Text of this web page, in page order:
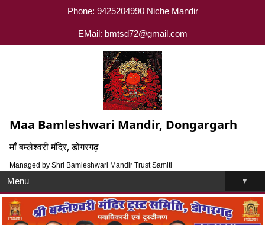
Phone: 9425204990 Niche Mandir
EMail: bmtsd72@gmail.com
Maa Bamleshwari Mandir, Dongargarh
माँ बम्लेश्वरी मंदिर, डोंगरगढ़
Managed by Shri Bamleshwari Mandir Trust Samiti
Menu ▾